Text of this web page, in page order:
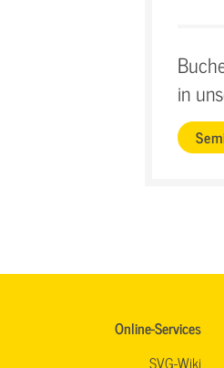
in
Online-Services
SVG-Wiki